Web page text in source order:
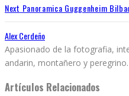
Next Panoramica Guggenheim
Alex Cerdeño
Apasionado de la fotografia,
andarin, montañero y peregrino.
Artículos Relacionados